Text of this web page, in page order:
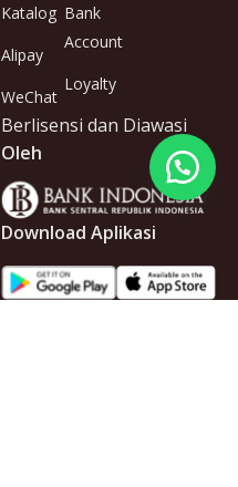
Katalog
Alipay
WeChat
Bank
Account
Loyalty
Berlisensi dan Diawasi
Oleh
Download Aplikasi